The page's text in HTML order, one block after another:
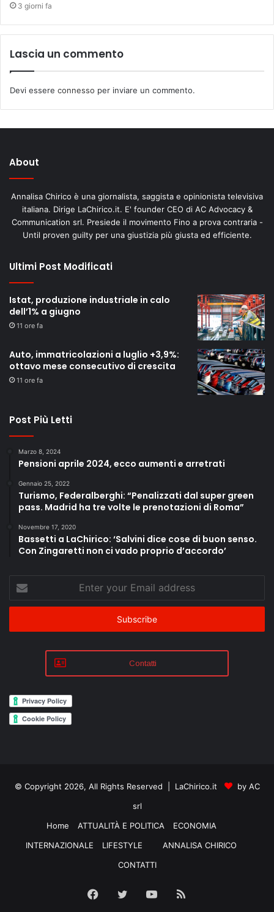
3 giorni fa
Lascia un commento
Devi essere connesso per inviare un commento.
About
Annalisa Chirico è una giornalista, saggista e opinionista televisiva
italiana. Dirige LaChirico.it. E' founder CEO di AC Advocacy &
Communication srl. Presiede il movimento Fino a prova contraria -
Until proven guilty per una giustizia più giusta ed efficiente.
Ultimi Post Modificati
Istat, produzione industriale in calo
dell’1% a giugno
11 ore fa
Auto, immatricolazioni a luglio +3,9%:
ottavo mese consecutivo di crescita
11 ore fa
Post Più Letti
Marzo 8, 2024
Pensioni aprile 2024, ecco aumenti e arretrati
Gennaio 25, 2022
Turismo, Federalberghi: “Penalizzati dal super green
pass. Madrid ha tre volte le prenotazioni di Roma”
Novembre 17, 2020
Bassetti a LaChirico: ‘Salvini dice cose di buon senso.
Con Zingaretti non ci vado proprio d’accordo’
your
Email
Contatti
© Copyright 2026, All Rights Reserved | LaChirico.it
by AC
srl
Home
ATTUALITÀ E POLITICA
ECONOMIA
INTERNAZIONALE
LIFESTYLE
ANNALISA CHIRICO
CONTATTI
Facebook
Twitter YouTube